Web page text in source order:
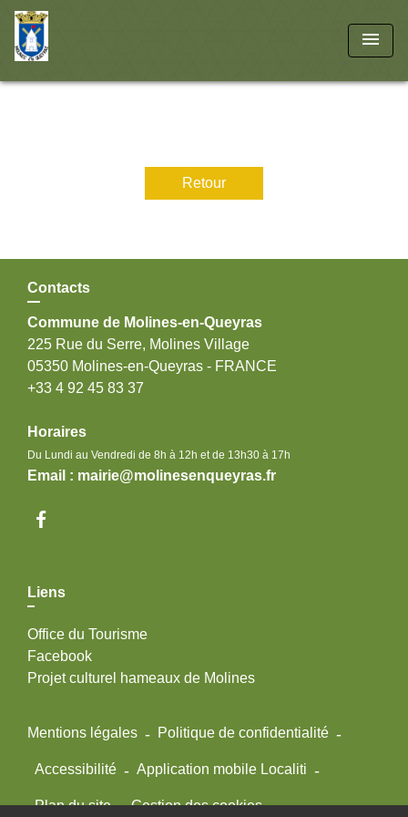
menu
Retour
Contacts
Commune de Molines-en-Queyras
225 Rue du Serre, Molines Village
05350 Molines-en-Queyras - FRANCE
+33 4 92 45 83 37
Horaires
Du Lundi au Vendredi de 8h à 12h et de 13h30 à 17h
Email : mairie@molinesenqueyras.fr
Liens
Office du Tourisme
Facebook
Projet culturel hameaux de Molines
Mentions légales - Politique de confidentialité -
Accessibilité - Application mobile Localiti -
Plan du site - Gestion des cookies